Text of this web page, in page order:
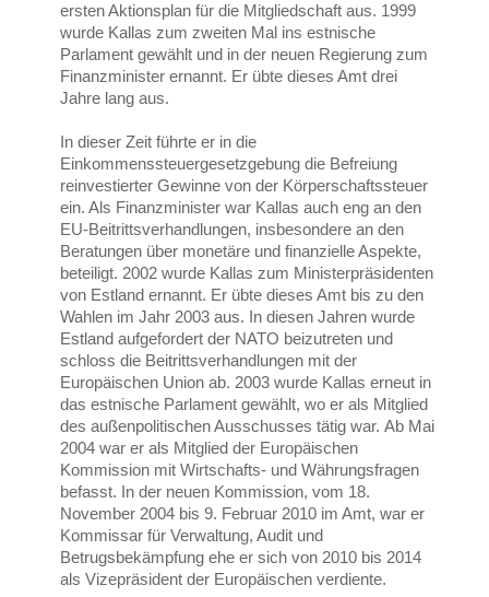
ersten Aktionsplan für die Mitgliedschaft aus. 1999
wurde Kallas zum zweiten Mal ins estnische
Parlament gewählt und in der neuen Regierung zum
Finanzminister ernannt. Er übte dieses Amt drei
Jahre lang aus.
In dieser Zeit führte er in die
Einkommenssteuergesetzgebung die Befreiung
reinvestierter Gewinne von der Körperschaftssteuer
ein. Als Finanzminister war Kallas auch eng an den
EU-Beitrittsverhandlungen, insbesondere an den
Beratungen über monetäre und finanzielle Aspekte,
beteiligt. 2002 wurde Kallas zum Ministerpräsidenten
von Estland ernannt. Er übte dieses Amt bis zu den
Wahlen im Jahr 2003 aus. In diesen Jahren wurde
Estland aufgefordert der NATO beizutreten und
schloss die Beitrittsverhandlungen mit der
Europäischen Union ab. 2003 wurde Kallas erneut in
das estnische Parlament gewählt, wo er als Mitglied
des außenpolitischen Ausschusses tätig war. Ab Mai
2004 war er als Mitglied der Europäischen
Kommission mit Wirtschafts- und Währungsfragen
befasst. In der neuen Kommission, vom 18.
November 2004 bis 9. Februar 2010 im Amt, war er
Kommissar für Verwaltung, Audit und
Betrugsbekämpfung ehe er sich von 2010 bis 2014
als Vizepräsident der Europäischen verdiente.